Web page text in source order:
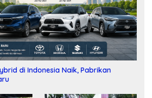
di Indonesia Naik, Pabrikan